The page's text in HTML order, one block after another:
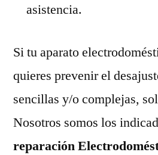
asistencia.
Si tu aparato
quieres prevenir el
sencillas y/o complejas,
Nosotros somos los
reparación